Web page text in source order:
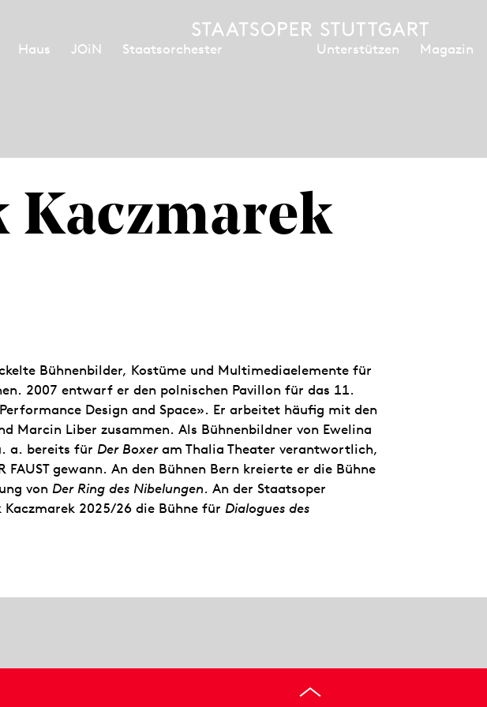
Haus JOiN Staatsorchester Unterstützen Magazin
Kaczmarek
Bühnenbilder, Kostüme und Multimediaelemente für
2007 entwarf er den polnischen Pavillon für das 11.
Design and Space». Er arbeitet häufig mit den
Marcin Liber zusammen. Als Bühnenbildner von Ewelina
a. bereits für Der Boxeram Thalia Theater verantwortlich,
FAUST gewann. An den Bühnen Bern kreierte er die Bühne
von Der Ring des Nibelungen. An der Staatsoper
2025/26 die Bühne für Dialogues des